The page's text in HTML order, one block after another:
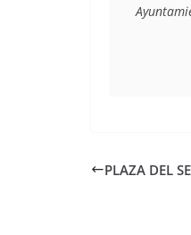
PLAZA DEL